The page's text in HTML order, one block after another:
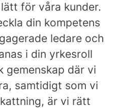
för våra kunder.
din kompetens
ledare och
i din yrkesroll
gemenskap där vi
samtidigt som vi
är vi rätt